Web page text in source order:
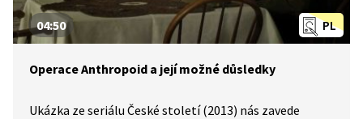
PL
04:50
Operace Anthropoid a její možné důsledky
Ukázka ze seriálu České století (2013) nás zavede